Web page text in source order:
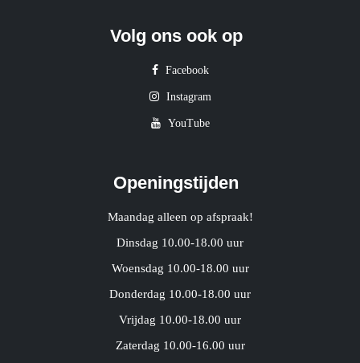
Volg ons ook op
Facebook
Instagram
YouTube
Openingstijden
Maandag alleen op afspraak!
Dinsdag 10.00-18.00 uur
Woensdag 10.00-18.00 uur
Donderdag 10.00-18.00 uur
Vrijdag 10.00-18.00 uur
Zaterdag 10.00-16.00 uur